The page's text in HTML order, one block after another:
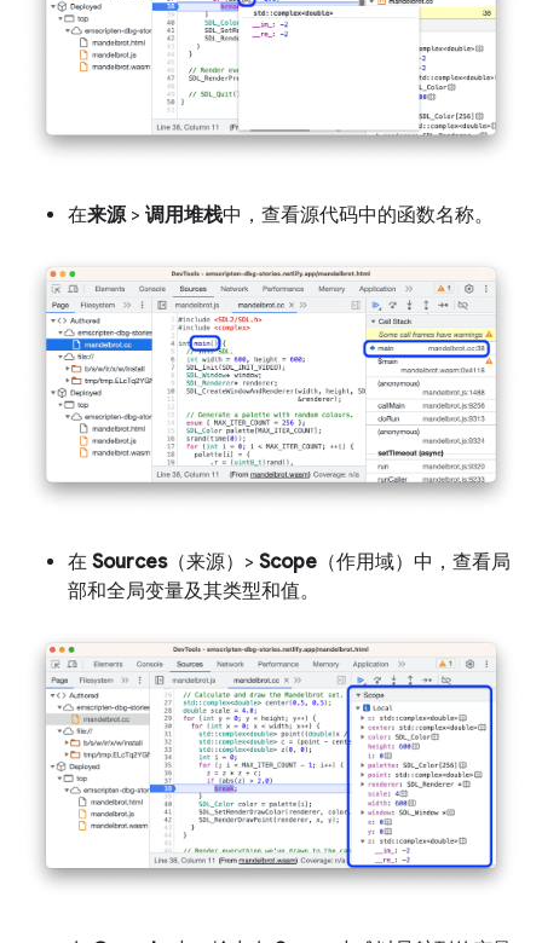
在来源> 调用堆栈中，查看源代码中的函数名称。
在 Sources（来源）> Scope （作用域）中，查看局
部和全局变量及其类型和值。